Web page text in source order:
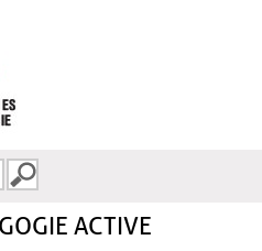
ACTIVE